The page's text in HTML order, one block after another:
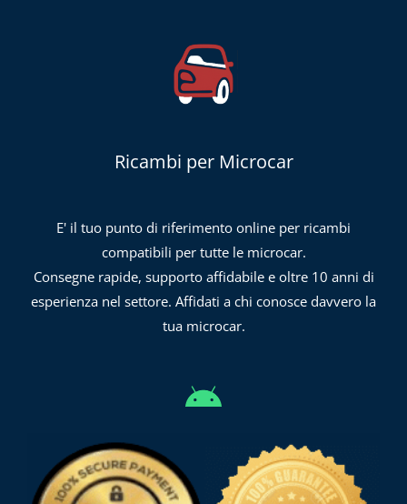
Ricambi per Microcar
E' il tuo punto di riferimento online per ricambi
compatibili per tutte le microcar.
Consegne rapide, supporto affidabile e oltre 10 anni di
esperienza nel settore. Affidati a chi conosce davvero la
tua microcar.